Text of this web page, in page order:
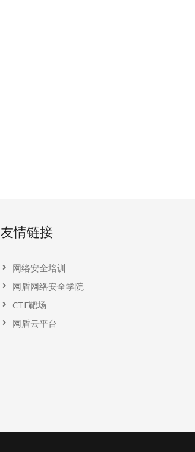
友情链接
网络安全培训
网盾网络安全学院
CTF靶场
网盾云平台